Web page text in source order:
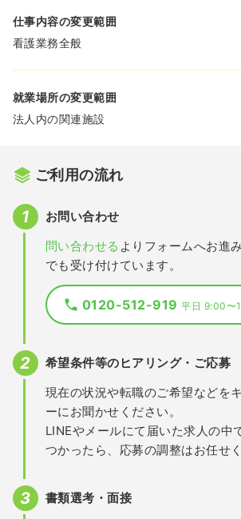
仕事内容の変更範囲
看護業務全般
就業場所の変更範囲
法人内の関連施設
ご利用の流れ
お問い合わせ
問い合わせる よりフォームへお進
でも受け付けています。
0120-512-919平日 9:00〜
希望条件等のヒアリング・ご応募
現在の状況や転職のご希望などを
ーにお聞かせください。
LINEやメールにて届いた求人の中
つかったら、応募の調整はお任せく
書類選考・面接